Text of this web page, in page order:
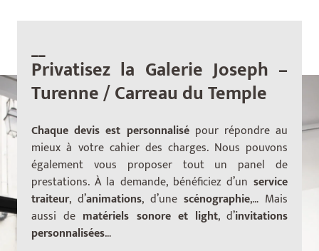
__
Privatisez la Galerie Joseph –
Turenne / Carreau du Temple
Chaque devis est personnalisé pour répondre au
mieux à votre cahier des charges. Nous pouvons
également vous proposer tout un panel de
prestations. À la demande, bénéficiez d’un service
traiteur, d’animations, d’unescénographie,… Mais
aussi de matériels sonore et light, d’invitations
personnalisées…